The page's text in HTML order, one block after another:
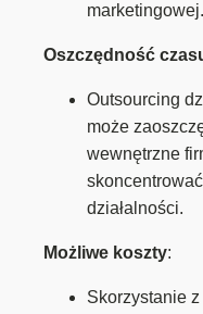
marketingowej.
Oszczędność
Outsourcing
może
wewnętrzne
działalności.
Możliwe koszty:
Skorzystanie